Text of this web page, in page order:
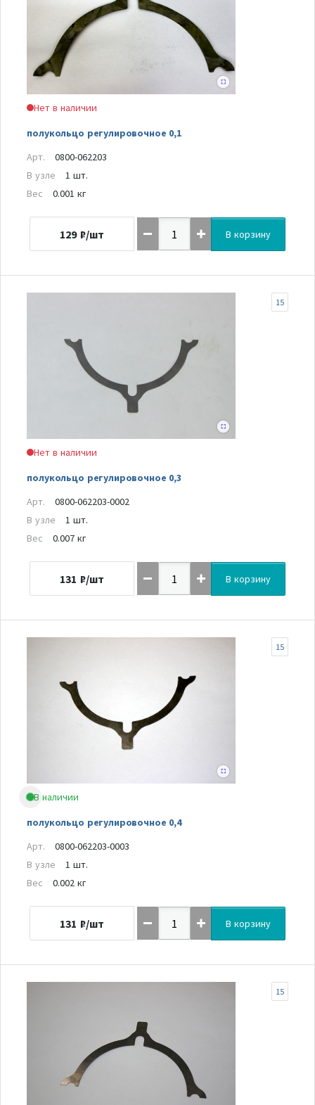
Нет в наличии
полукольцо регулировочное 0,1
Арт.
0800-062203
В узле
1 шт.
Вес
0.001 кг
129 ₽/шт В корзину
Нет в наличии
полукольцо регулировочное 0,3
15
Арт.
0800-062203-0002
В узле
1 шт.
Вес
0.007 кг
131 ₽/шт В корзину
В наличии
полукольцо регулировочное 0,4
15
Арт.
0800-062203-0003
В узле
1 шт.
Вес
0.002 кг
131 ₽/шт В корзину
15